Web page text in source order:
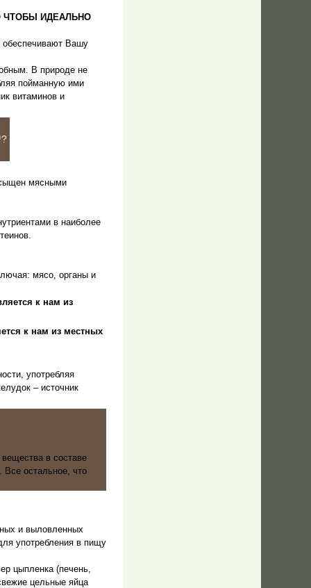
ЧТОБЫ ИДЕАЛЬНО
обеспечивают Вашу
В природе не
пойманную ими
витаминов и
мясными
в наиболее
мясо, органы и
к нам из
к нам из местных
употребляя
– источник
в составе
остальное, что
и выловленных
употребления в пищу
цыпленка (печень,
цельные яйца